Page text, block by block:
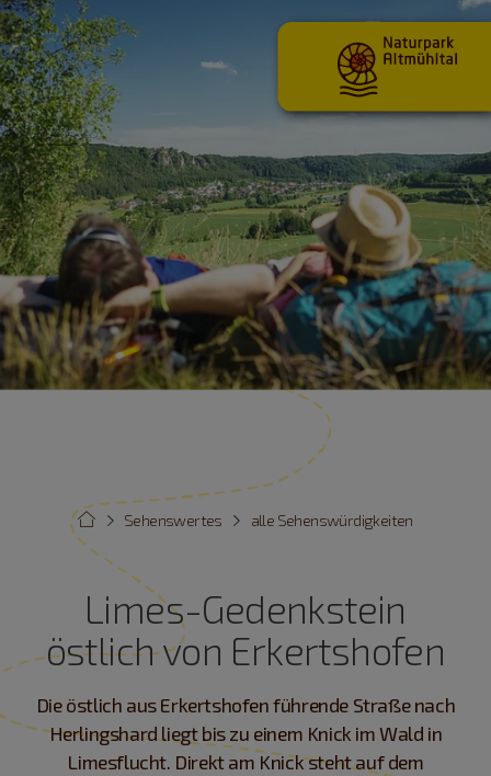
alle Sehenswürdigkeiten
Sehenswertes
Limes-Gedenkstein
östlich von Erkertshofen
Die östlich aus Erkertshofen führende Straße nach
Herlingshard liegt bis zu einem Knick im Wald in
Limesflucht. Direkt am Knick steht auf dem